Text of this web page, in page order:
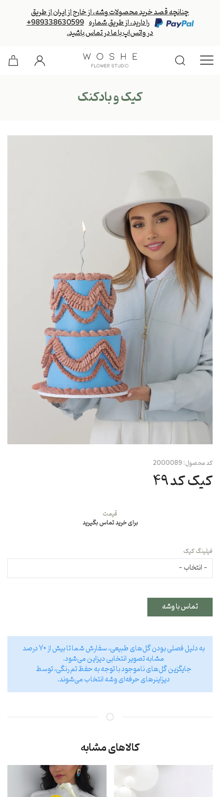
چنانچه قصد خرید محصولات وشه، از خارج از ایران از طریق
را دارید، از طریق شماره +989338630599
در واتس‌اپ با ما در تماس باشید.
کیک و بادکنک
کد محصول:2000089
کیک کد ۴۹
قیمت
برای خرید تماس بگیرید
فیلینگ کیک
تماس با وشه
به دلیل فصلی بودن گل‌های طبیعی، سفارش شما تا بیش از ۷۰ درصد
مشابه تصویر انتخابی دیزاین می‌شود.
جایگزین گل‌های ناموجود با توجه به حفظ تم رنگی، توسط
دیزاینر‌های حرفه‌ای وشه انتخاب می‌شوند.
کالاهای مشابه